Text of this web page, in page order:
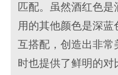
匹配。虽然酒红色是
用的其他颜色是深
互搭配，创造出非常
时也提供了鲜明的